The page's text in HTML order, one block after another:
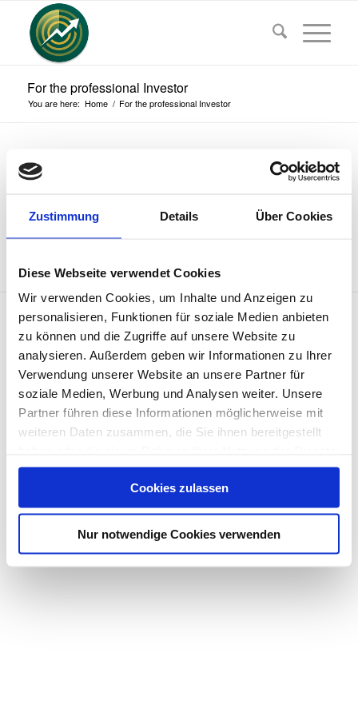
Zustimmung Details Über Cookies
Diese Webseite verwendet Cookies
Wir verwenden Cookies, um Inhalte und Anzeigen zu
personalisieren, Funktionen für soziale Medien anbieten
zu können und die Zugriffe auf unsere Website zu
analysieren. Außerdem geben wir Informationen zu Ihrer
Verwendung unserer Website an unsere Partner für
soziale Medien, Werbung und Analysen weiter. Unsere
Partner führen diese Informationen möglicherweise mit
weiteren Daten zusammen, die Sie ihnen bereitgestellt
gesammelt haben.
Cookies zulassen
Nur notwendige Cookies verwenden
For the professional Investor
You are here: Home / For the professional Investor
Share this advantage with your friends
© Copyright 2020 - Twofingers Apps -Enfold Theme by Kriesi